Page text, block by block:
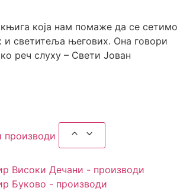
књига која нам помаже да се сетимо
и светитеља његових. Она говори
реч слуху – Свети Јован
производи
Високи Дечани - производи
Буково - производи